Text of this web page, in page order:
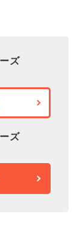
ズ
ズ